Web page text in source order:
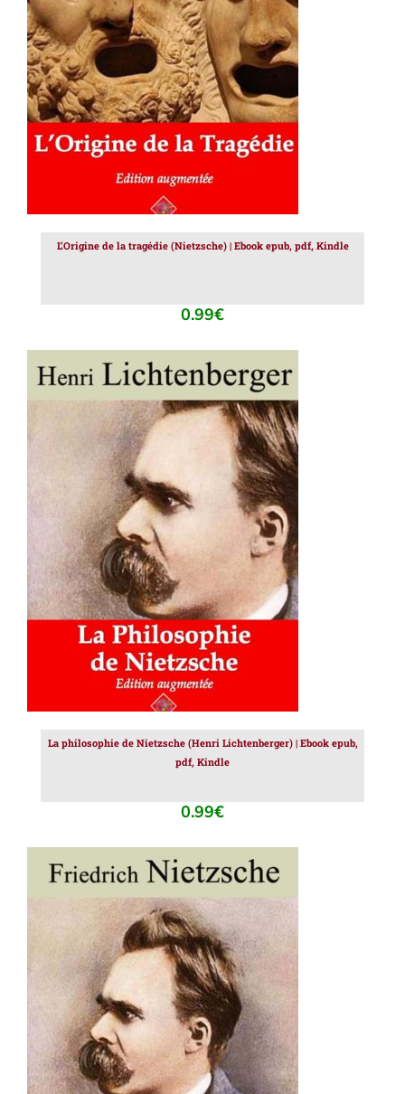
AJOUTER AU PANIER / DÉTAILS
L’Origine de la tragédie (Nietzsche) | Ebook epub, pdf, Kindle
0.99€
AJOUTER AU PANIER DÉTAILS
La philosophie de Nietzsche (Henri Lichtenberger) | Ebook epub,
pdf, Kindle
0.99€
AJOUTER AU PANIER / DÉTAILS